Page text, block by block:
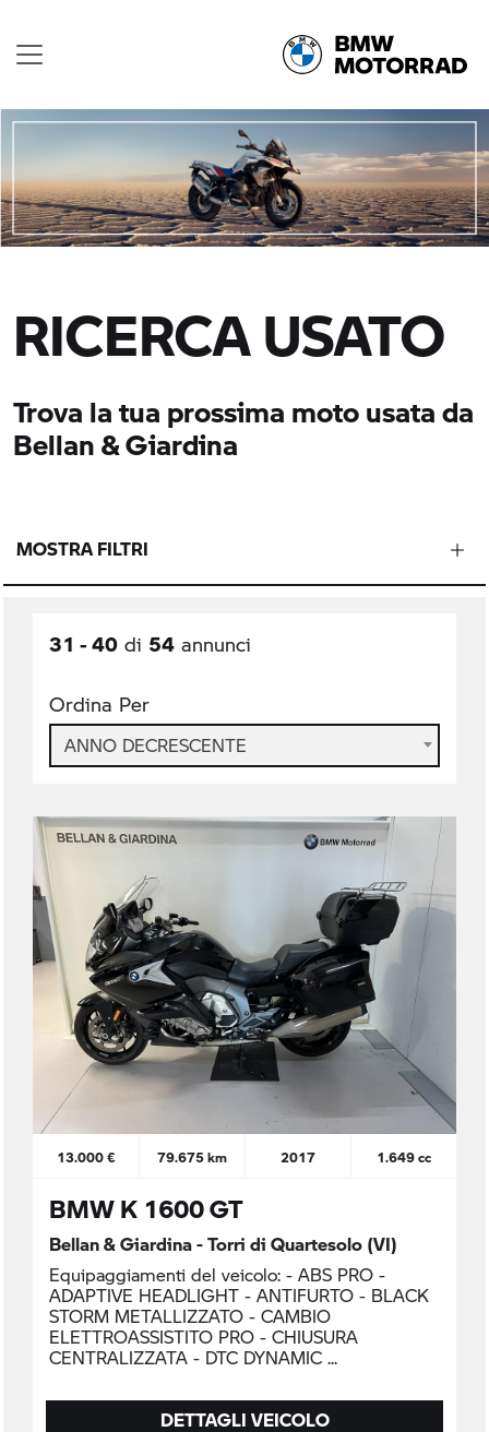
RICERCA USATO
Trova la tua prossima moto usata da
Bellan & Giardina
MOSTRA FILTRI
31 - 40 di 54 annunci
Ordina Per
ANNO DECRESCENTE
13.000 € 79.675 km 2017 1.649 cc
BMW K 1600 GT
Bellan & Giardina - Torri di Quartesolo (VI)
Equipaggiamenti del veicolo: - ABS PRO -
ADAPTIVE HEADLIGHT - ANTIFURTO - BLACK
STORM METALLIZZATO - CAMBIO
ELETTROASSISTITO PRO - CHIUSURA
CENTRALIZZATA - DTC DYNAMIC
DETTAGLI VEICOLO